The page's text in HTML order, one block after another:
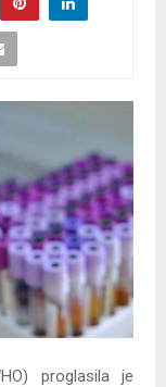
proglasila je